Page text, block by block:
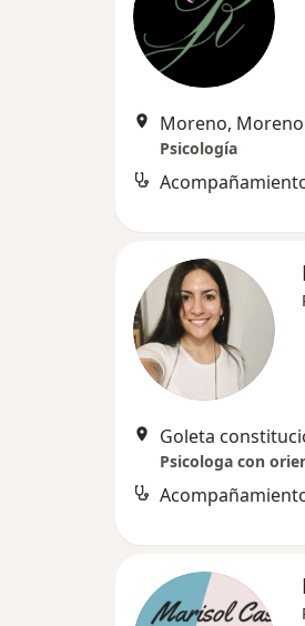
Moreno, Moreno
Psicología
Goleta
Psicologa con